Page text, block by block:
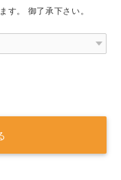
す。 御了承下さい。